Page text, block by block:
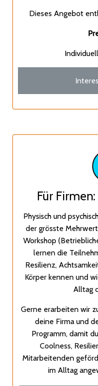
Dieses Angebot
Für
Physisch und
der grösste
Workshop
lernen die
Resilienz,
Körper kennen und
Alltag
Gerne erarbeiten wir
deine Firma und
Programm, damit
Coolness,
Mitarbeitenden
im Alltag